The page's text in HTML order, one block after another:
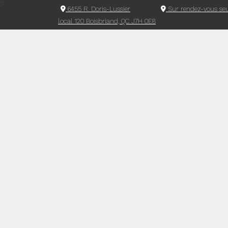
6455 R. Doris-Lussier
local 120 Boisbriand, QC J7H 0E8
Sur rendez-vous